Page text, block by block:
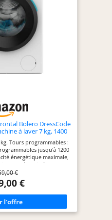
et optimise l'eau.
ET DESIGN : La marque
des appareils
et dotés de technologies
pour simplifier le
de tous.
Bolero DressCode
à laver 7 kg, 1400
classe A, Inverter
Drum Clean, départ
enfant
Tours programmables :
jusqu'à 1200
énergétique maximale,
de l'énergie à chaque
Plus : garantit un
lavage après lavage, vous
plus de 50 % par
En plus, il réduit le
en particulier
d'essorage et de lavage.
en profondeur grâce à la
€
€